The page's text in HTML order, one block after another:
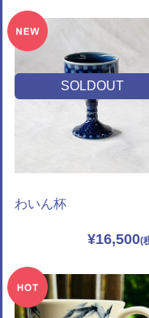
SOLDOUT
わいん杯
¥16,500